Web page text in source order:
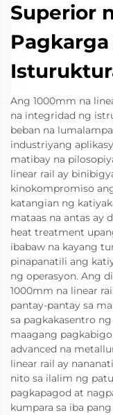
Superior
Ang 1000mm na
na integridad ng
beban na
industriyang
matibay na
linear rail ay
kinokompromiso
katangian ng
mataas na antas ay
heat treatment
ibabaw na kayang
pinapanatili ang
ng operasyon. Ang
1000mm na linear
pantay-pantay sa
sa pagkakasentro
maagang
advanced na
linear rail ay
nito sa ilalim ng
pagkapagod at
kumpara sa iba